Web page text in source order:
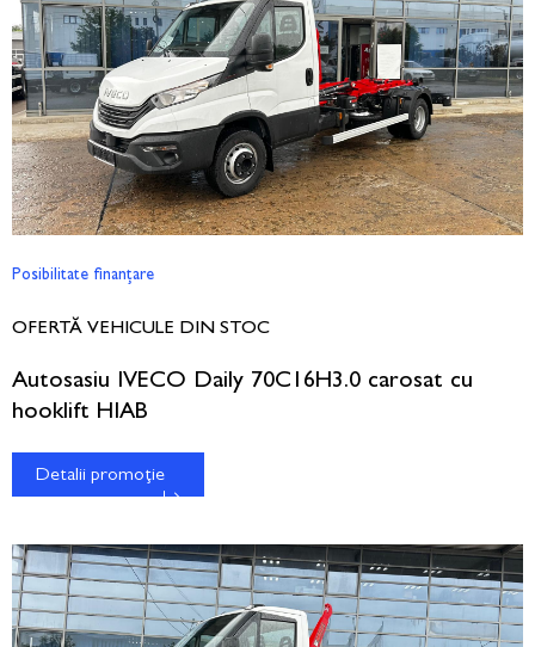
Posibilitate finanțare
OFERTĂ VEHICULE DIN STOC
Autosasiu IVECO Daily 70C16H3.0 carosat cu
hooklift HIAB
Detalii promoție